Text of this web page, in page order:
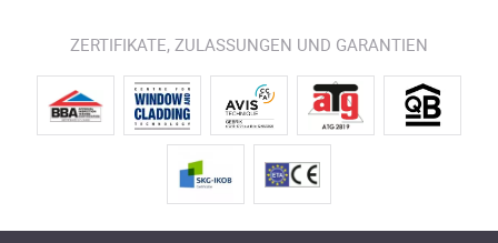
ZERTIFIKATE, ZULASSUNGEN UND GARANTIEN